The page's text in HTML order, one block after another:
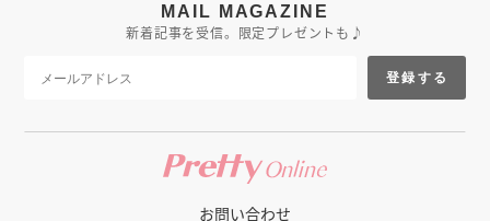
MAIL MAGAZINE
新着記事を受信。限定プレゼントも♪
登録する
お問い合わせ